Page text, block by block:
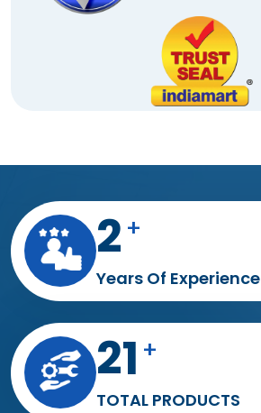
4 +
Years Of Experience
38
TOTAL PRODUCTS